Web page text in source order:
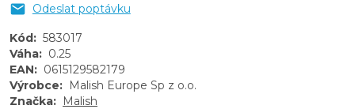
Odeslat poptávku
Kód: 583017
Váha: 0.25
EAN: 0615129582179
Výrobce: Malish Europe Sp z o.o.
Značka: Malish